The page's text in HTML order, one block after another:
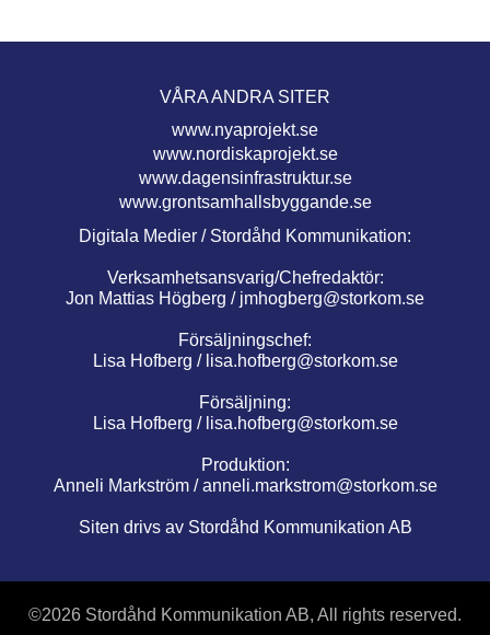
VÅRA ANDRA SITER
www.nyaprojekt.se
www.nordiskaprojekt.se
www.dagensinfrastruktur.se
www.grontsamhallsbyggande.se
Digitala Medier / Stordåhd Kommunikation:
Verksamhetsansvarig/Chefredaktör:
Jon Mattias Högberg / jmhogberg@storkom.se
Försäljningschef:
Lisa Hofberg / lisa.hofberg@storkom.se
Försäljning:
Lisa Hofberg / lisa.hofberg@storkom.se
Produktion:
Anneli Markström /anneli.markstrom@storkom.se
Siten drivs av Stordåhd Kommunikation AB
©2026 Stordåhd Kommunikation AB, All rights reserved.